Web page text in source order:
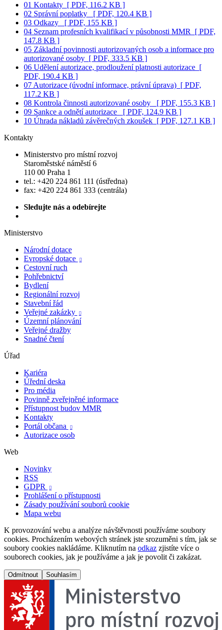
01 Kontakty [ PDF, 116.2 KB ]
02 Správní poplatky
[ PDF, 120.4 KB ]
03 Odkazy
[ PDF, 155 KB ]
04 Seznam profesních kvalifikací v působnosti MMR
[ PDF,
147.8 KB ]
05 Základní povinnosti autorizovaných osob a informace pro
autorizované osoby [ PDF, 333.5 KB ]
06 Udělení autorizace, prodloužení platnosti autorizace [
PDF, 190.4 KB ]
07 Autorizace (úvodní informace, právní úprava) [ PDF,
117.2 KB ]
08 Kontrola činnosti autorizované osoby
[ PDF, 155.3 KB ]
09 Sankce a odnětí autorizace
[ PDF, 124.9 KB ]
10 Úhrada nákladů závěrečných zkoušek [ PDF, 127.1 KB ]
Kontakty
Ministerstvo pro místní rozvoj
Staroměstské náměstí 6
110 00 Praha 1
tel.: +420 224 861 111 (ústředna)
fax: +420 224 861 333 (centrála)
Sledujte nás a odebírejte
Ministerstvo
Národní dotace
Evropské dotace

Cestovní ruch
Pohřebnictví
Bydlení
Regionální rozvoj
Stavební řád
Veřejné zakázky

Územní plánování
Veřejné dražby
Snadné čtení
Úřad
Kariéra
Úřední deska
Pro média
Povinně zveřejněné informace
Přístupnost budov MMR
Kontakty
Portál občana

Autorizace osob
Web
Novinky
RSS
GDPR

Prohlášení o přístupnosti
Zásady používání souborů cookie
Mapa webu
K provozování webu a analýze návštěvnosti používáme soubory
cookies. Procházením webových stránek jste srozuměni s tím, jak se
soubory cookies nakládáme. Kliknutím na odkaz zjistíte více o
souborech cookies, jak je používáme a jak je povolit či zakázat.
Odmítnout Souhlasím